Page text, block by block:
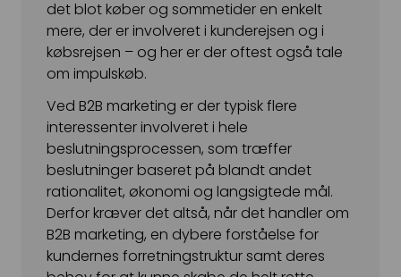
det blot køber og sommetider en enkelt
mere, der er involveret i kunderejsen og i
købsrejsen – og her er der oftest også tale
om impulskøb.
Ved B2B marketing er der typisk flere
interessenter involveret i hele
beslutningsprocessen, som træffer
beslutninger baseret på blandt andet
rationalitet, økonomi og langsigtede mål.
Derfor kræver det altså, når det handler om
B2B marketing, en dybere forståelse for
kundernes forretningstruktur samt deres